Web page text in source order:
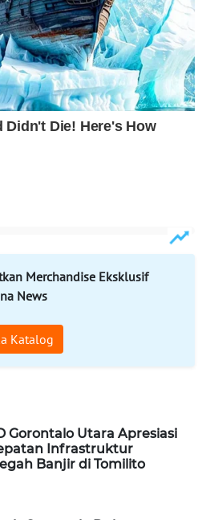
Merchandise Eksklusif
News
Katalog
Gorontalo Utara Apresiasi
Infrastruktur
Banjir di Tomilito